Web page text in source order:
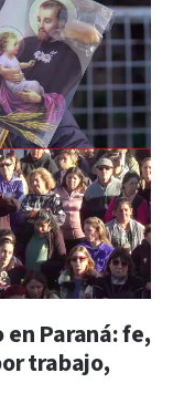
Paraná: fe,
trabajo,